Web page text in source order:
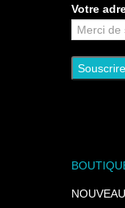
Votre